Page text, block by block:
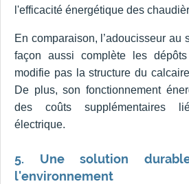
l'efficacité énergétique des
En comparaison, l’adoucisseur au
façon aussi complète les
modifie pas la structure du
De plus, son fonctionnement
des coûts supplémentaires
électrique.
5. Une solution
l'environnement